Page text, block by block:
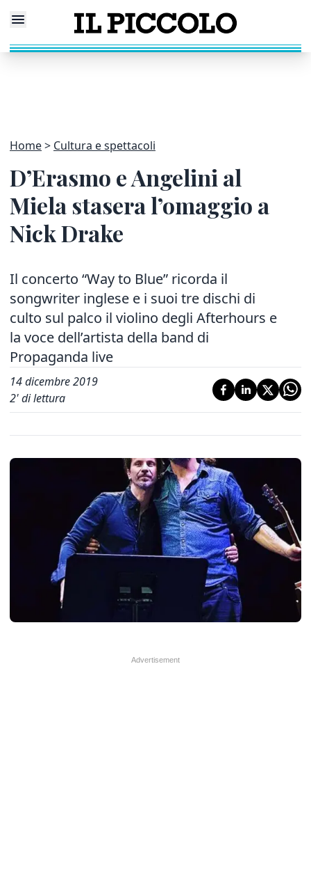
Home Cultura e spettacoli
D’Erasmo e Angelini al
Miela stasera l’omaggio a
Nick Drake
Il concerto “Way to Blue” ricorda il
songwriter inglese e i suoi tre dischi di
culto sul palco il violino degli Afterhours e
la voce dell’artista della band di
Propaganda live
14 dicembre 2019
2' di lettura